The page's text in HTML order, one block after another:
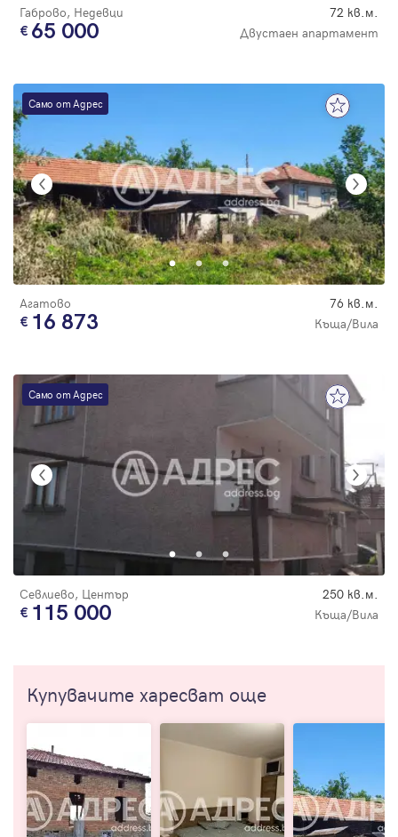
Габрово, Недевци 72 кв.м.
65 000 Двустаен апартамент
Само от Адрес
Агатово 76 кв.м.
16 873 Къща/Вила
Само от Адрес
Севлиево, Център 250 кв.м.
115 000 Къща/Вила
Купувачите харесват още